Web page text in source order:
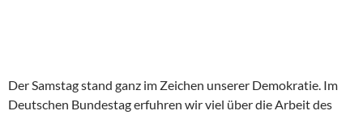
Der Samstag stand ganz im Zeichen unserer Demokratie. Im
Deutschen Bundestag erfuhren wir viel über die Arbeit des